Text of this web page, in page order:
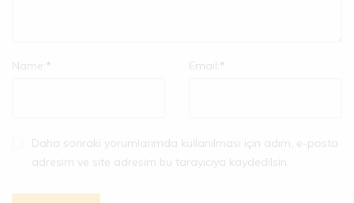
Name:* Email:*
Daha sonraki yorumlarımda kullanılması için adım, e-posta
adresim ve site adresim bu tarayıcıya kaydedilsin.